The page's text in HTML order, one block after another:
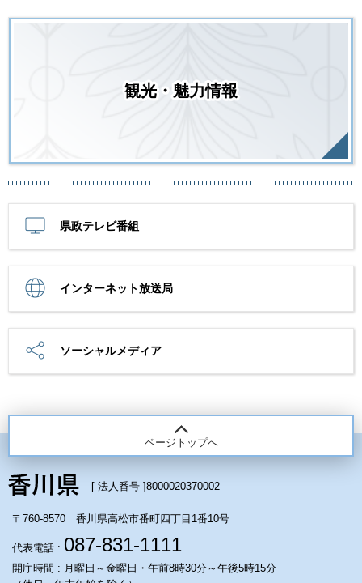
観光・魅力情報
県政テレビ番組
インターネット放送局
ソーシャルメディア
ページトップへ
[ 法人番号 ]8000020370002
〒760-8570 香川県高松市番町四丁目1番10号
代表電話 : 087-831-1111
開庁時間 : 月曜日～金曜日・午前8時30分～午後5時15分